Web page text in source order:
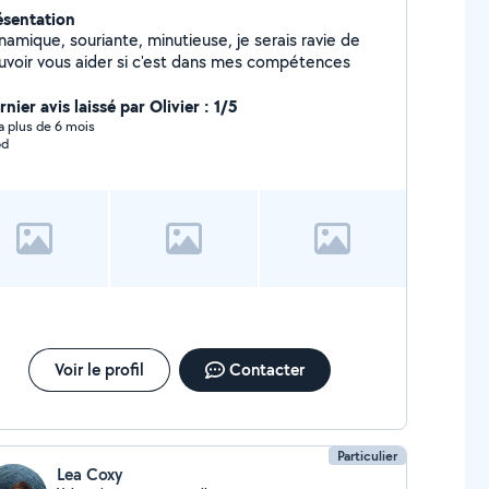
souriante, minutieuse, je serais ravie de
vous aider si c'est dans mes compétences
avis laissé par Olivier : 1/5
plus de 6 mois
Voir le profil Contacter
Particulier
Lea Coxy